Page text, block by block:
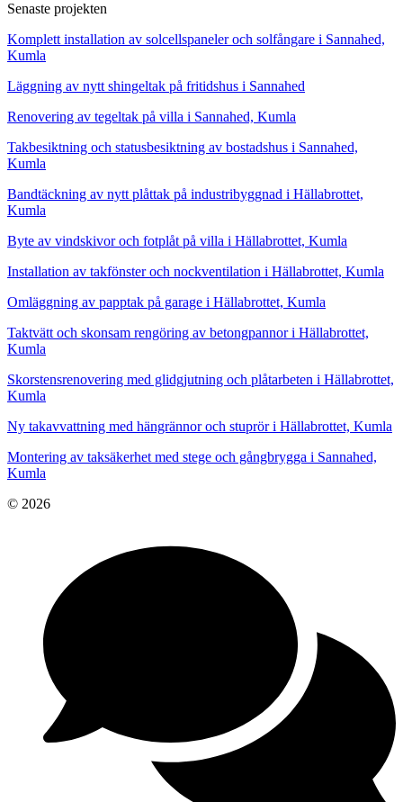
Senaste projekten
Komplett installation av solcellspaneler och solfångare i Sannahed,
Kumla
Läggning av nytt shingeltak på fritidshus i Sannahed
Renovering av tegeltak på villa i Sannahed, Kumla
Takbesiktning och statusbesiktning av bostadshus i Sannahed,
Kumla
Bandtäckning av nytt plåttak på industribyggnad i Hällabrottet,
Kumla
Byte av vindskivor och fotplåt på villa i Hällabrottet, Kumla
Installation av takfönster och nockventilation i Hällabrottet, Kumla
Omläggning av papptak på garage i Hällabrottet, Kumla
Taktvätt och skonsam rengöring av betongpannor i Hällabrottet,
Kumla
Skorstensrenovering med glidgjutning och plåtarbeten i Hällabrottet,
Kumla
Ny takavvattning med hängrännor och stuprör i Hällabrottet, Kumla
Montering av taksäkerhet med stege och gångbrygga i Sannahed,
Kumla
© 2026